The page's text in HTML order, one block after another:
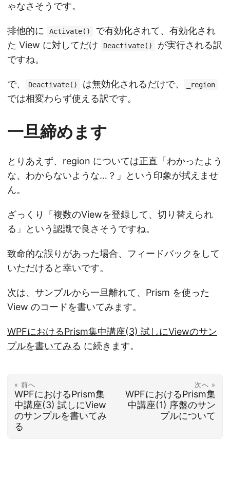
ゃなさそうです。
排他的に Activate()
で有効化されて、有効化され
た View に対してだけ
Deactivate()
が実行される訳
ですね。
で、 Deactivate() は無効化されるだけで、 _region
では相変わらず使える訳です。
一旦締めます
とりあえず、region については正直「わかったよう
な、わからないような…？」という印象が拭えませ
ん。
ざっくり「複数のViewを登録して、切り替えられ
る」という認識で良さそうですね。
致命的な誤りがあった場合、フィードバックをして
いただけると幸いです。
次は、サンプルから一旦離れて、Prism を使った
View のコードを書いてみます。
WPFにおけるPrism集中講座(3) 試しにViewのサン
プルを書いてみる に続きます。
« 前へ
WPFにおけるPrism集
中講座(3) 試しにView
のサンプルを書いてみ
る
次へ »
WPFにおけるPrism集
中講座(1) 序盤のサン
プルについて